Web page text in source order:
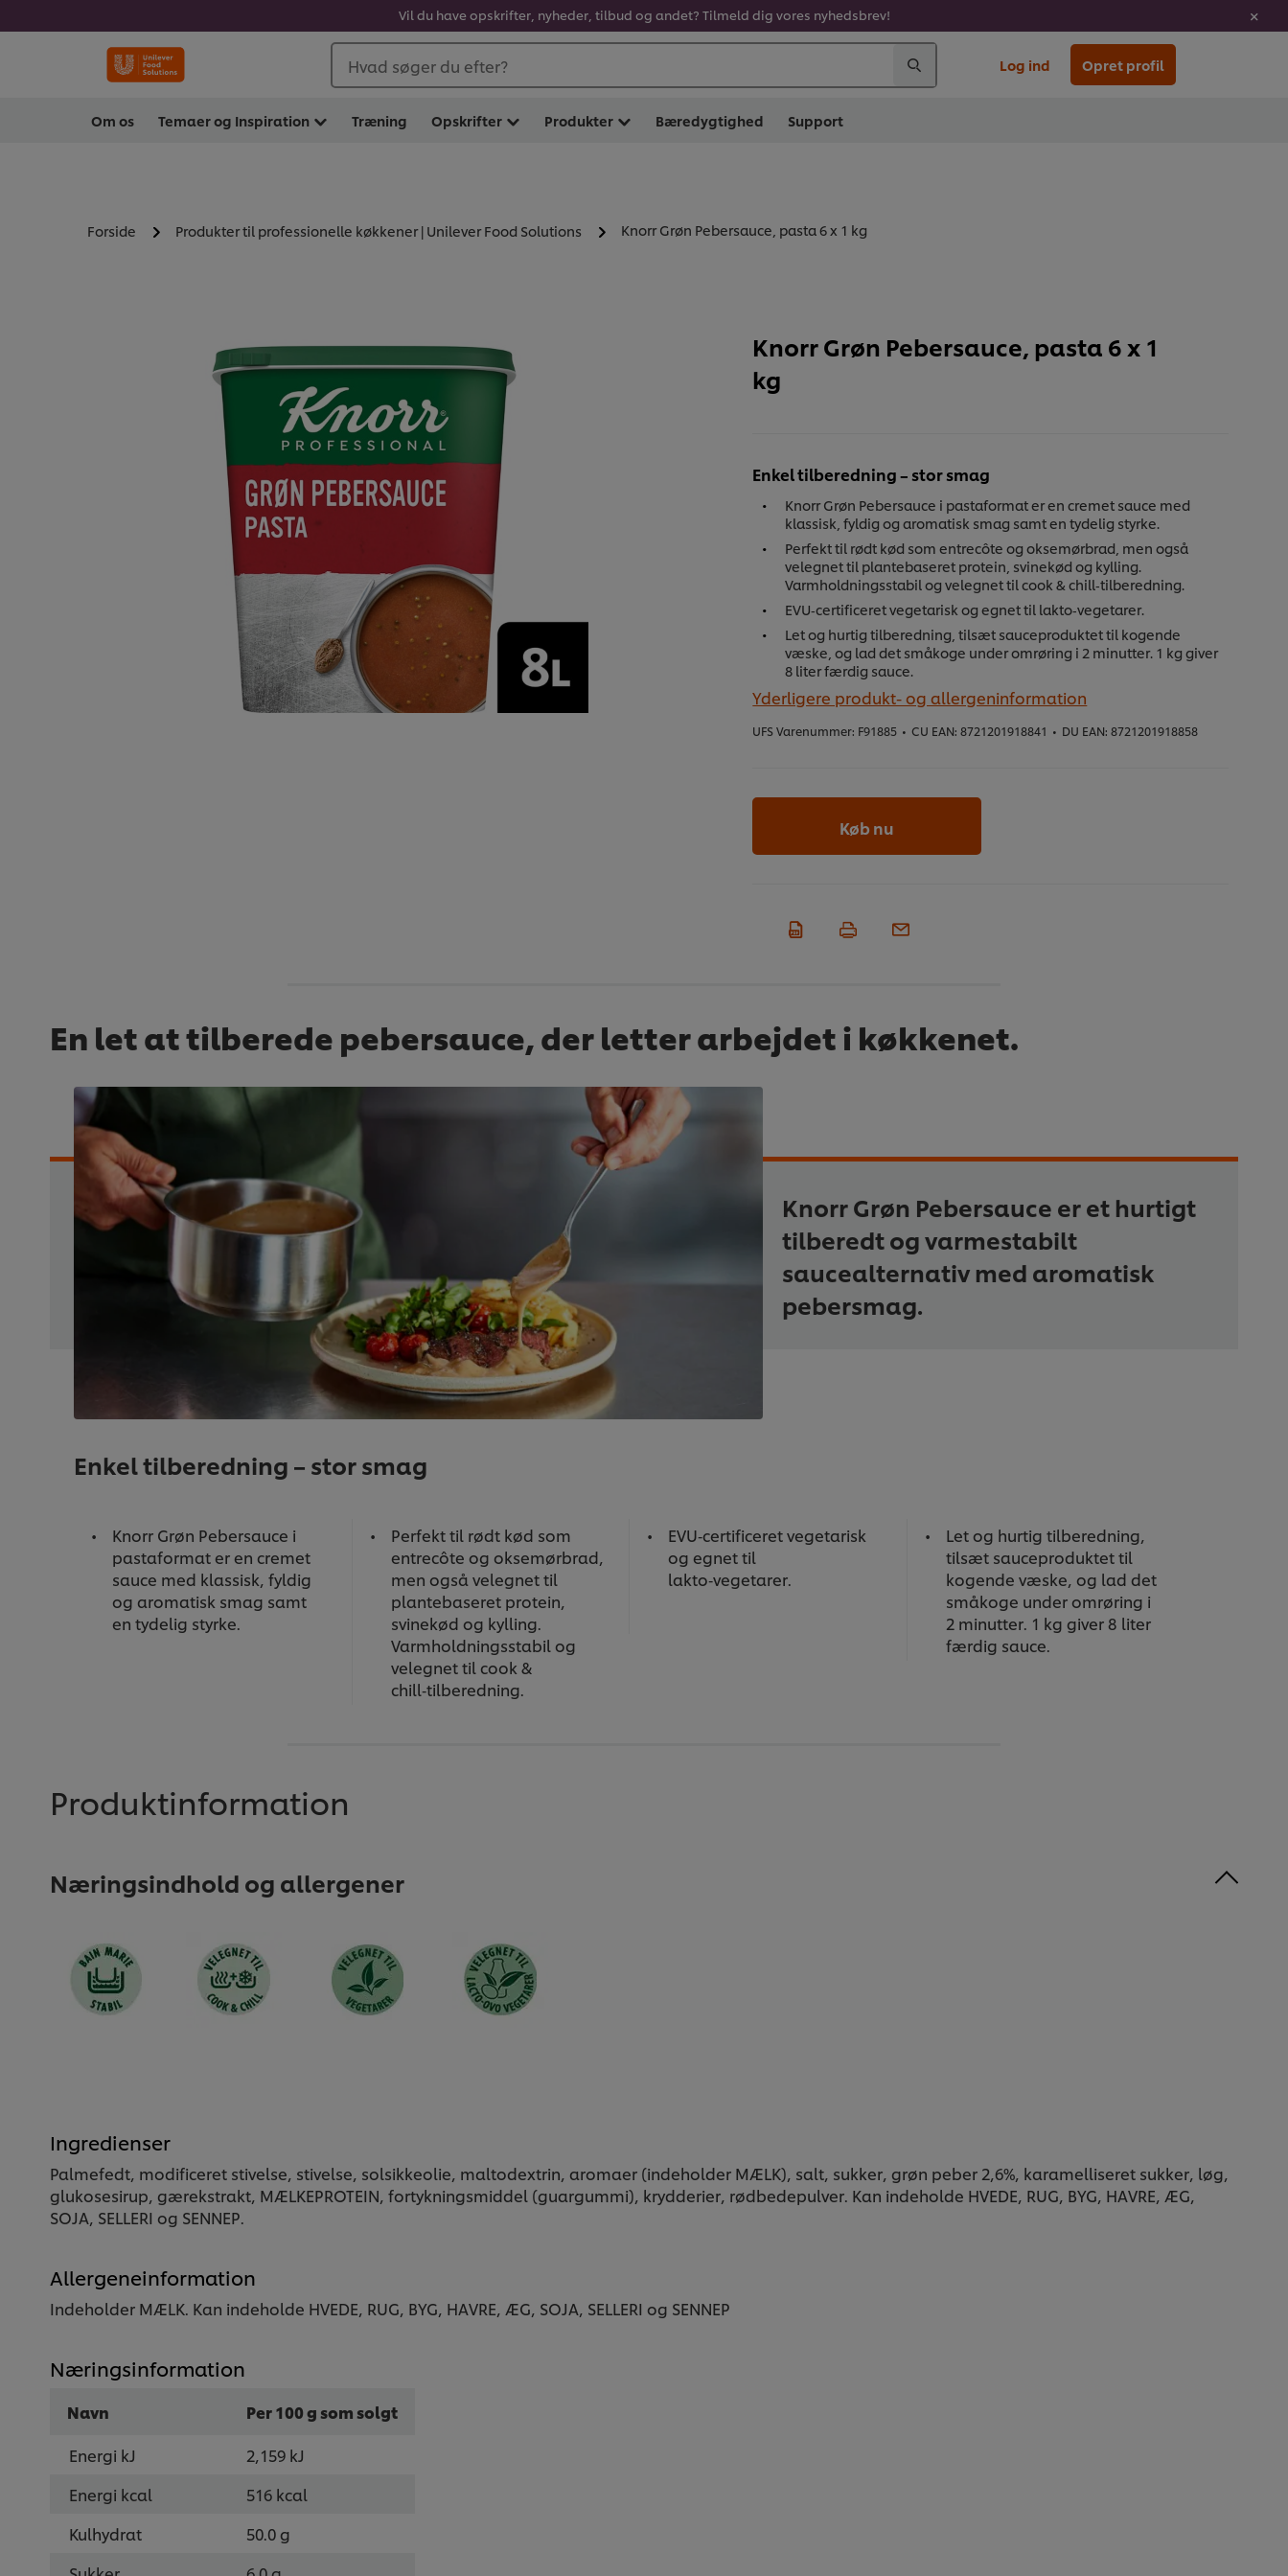
Vil du have opskrifter, nyheder, tilbud og andet? Tilmeld dig vores nyhedsbrev!
Hvad søger du efter? Log ind Opret profil
Om os Temaer og Inspiration Træning Opskrifter Produkter Bæredygtighed Support
Forside Produkter til professionelle køkkener | Unilever Food Solutions Knorr Grøn Pebersauce, pasta 6 x 1 kg
Knorr Grøn Pebersauce, pasta 6 x 1
kg
Enkel tilberedning – stor smag
Knorr Grøn Pebersauce i pastaformat er en cremet sauce med
klassisk, fyldig og aromatisk smag samt en tydelig styrke.
Perfekt til rødt kød som entrecôte og oksemørbrad, men også
velegnet til plantebaseret protein, svinekød og kylling.
Varmholdningsstabil og velegnet til cook & chill‑tilberedning.
EVU‑certificeret vegetarisk og egnet til lakto‑vegetarer.
Let og hurtig tilberedning, tilsæt sauceproduktet til kogende
væske, og lad det småkoge under omrøring i 2 minutter. 1 kg giver
8 liter færdig sauce.
Yderligere produkt- og allergeninformation
UFS Varenummer: F91885 • CU EAN: 8721201918841 • DU EAN: 8721201918858
Køb nu
En let at tilberede pebersauce, der letter arbejdet i køkkenet.
Knorr Grøn Pebersauce er et hurtigt
tilberedt og varmestabilt
saucealternativ med aromatisk
pebersmag.
Enkel tilberedning – stor smag
Knorr Grøn Pebersauce i
pastaformat er en cremet
sauce med klassisk, fyldig
og aromatisk smag samt
en tydelig styrke.
Perfekt til rødt kød som
entrecôte og oksemørbrad,
men også velegnet til
plantebaseret protein,
svinekød og kylling.
Varmholdningsstabil og
velegnet til cook &
chill‑tilberedning.
EVU‑certificeret vegetarisk
og egnet til
lakto‑vegetarer.
Let og hurtig tilberedning,
tilsæt sauceproduktet til
kogende væske, og lad det
småkoge under omrøring i
2 minutter. 1 kg giver 8 liter
færdig sauce.
Produktinformation
Næringsindhold og allergener
Ingredienser
Palmefedt, modificeret stivelse, stivelse, solsikkeolie, maltodextrin, aromaer (indeholder MÆLK), salt, sukker, grøn peber 2,6%, karamelliseret sukker, løg,
glukosesirup, gærekstrakt, MÆLKEPROTEIN, fortykningsmiddel (guargummi), krydderier, rødbedepulver. Kan indeholde HVEDE, RUG, BYG, HAVRE, ÆG,
SOJA, SELLERI og SENNEP.
Allergeneinformation
Indeholder MÆLK. Kan indeholde HVEDE, RUG, BYG, HAVRE, ÆG, SOJA, SELLERI og SENNEP
Næringsinformation
Navn
Per 100 g som solgt
Energi kJ
2,159 kJ
Energi kcal
516 kcal
Kulhydrat
50.0 g